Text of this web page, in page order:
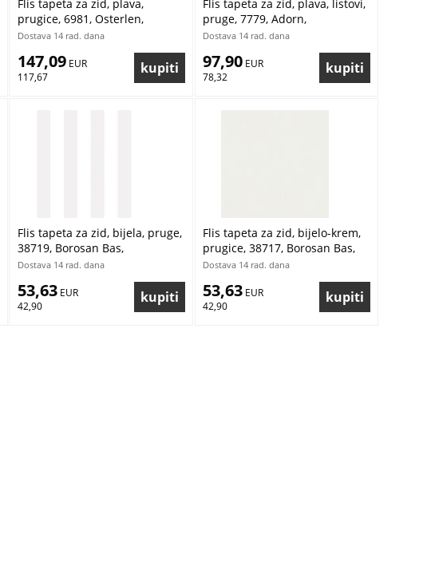
Flis tapeta za zid, plava,
prugice, 6981, Osterlen,
Borastapeter | Ljepilo Gratis
Dostava 14 rad. dana
147,09 EUR
117,67
Flis tapeta za zid, plava, listovi,
pruge, 7779, Adorn,
Borastapeter | Ljepilo Gratis
Dostava 14 rad. dana
97,90 EUR
78,32
Flis tapeta za zid, bijela, pruge,
38719, Borosan Bas,
Borastapeter | Ljepilo Gratis
Dostava 14 rad. dana
53,63 EUR
42,90
Flis tapeta za zid, bijelo-krem,
prugice, 38717, Borosan Bas,
Borastapeter | Ljepilo Gratis
Dostava 14 rad. dana
53,63 EUR
42,90